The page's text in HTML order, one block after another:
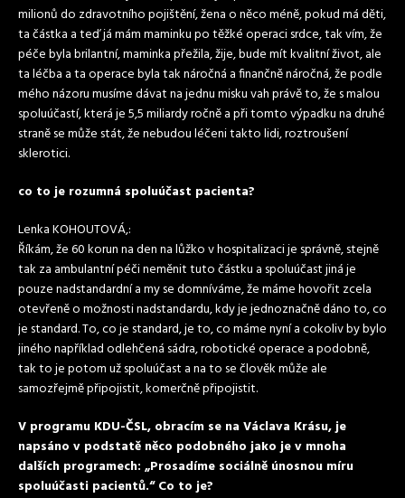
milionů do zdravotního pojištění, žena o něco méně, pokud má děti,
ta částka a teď já mám maminku po těžké operaci srdce, tak vím, že
péče byla brilantní, maminka přežila, žije, bude mít kvalitní život, ale
ta léčba a ta operace byla tak náročná a finančně náročná, že podle
mého názoru musíme dávat na jednu misku vah právě to, že s malou
spoluúčastí, která je 5,5 miliardy ročně a při tomto výpadku na druhé
straně se může stát, že nebudou léčeni takto lidi, roztroušení
sklerotici.
co to je rozumná spoluúčast pacienta?
Lenka KOHOUTOVÁ,:
Říkám, že 60 korun na den na lůžko v hospitalizaci je správně, stejně
tak za ambulantní péči neměnit tuto částku a spoluúčast jiná je
pouze nadstandardní a my se domníváme, že máme hovořit zcela
otevřeně o možnosti nadstandardu, kdy je jednoznačně dáno to, co
je standard. To, co je standard, je to, co máme nyní a cokoliv by bylo
jiného například odlehčená sádra, robotické operace a podobně,
tak to je potom už spoluúčast a na to se člověk může ale
samozřejmě připojistit, komerčně připojistit.
V programu KDU-ČSL, obracím se na Václava Krásu, je
napsáno v podstatě něco podobného jako je v mnoha
dalších programech: „Prosadíme sociálně únosnou míru
spoluúčasti pacientů.“ Co to je?